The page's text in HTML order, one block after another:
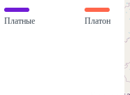
Платные Платон